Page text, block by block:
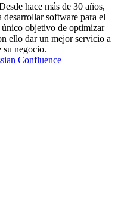
hace más de 30 años,
desarrollar software para el
objetivo de optimizar
ello dar un mejor servicio a
su negocio.
Confluence